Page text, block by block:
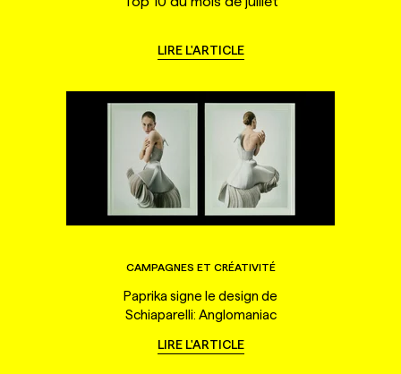
LIRE L'ARTICLE
CAMPAGNES ET CRÉATIVITÉ
Paprika signe le design de
Schiaparelli: Anglomaniac
LIRE L'ARTICLE